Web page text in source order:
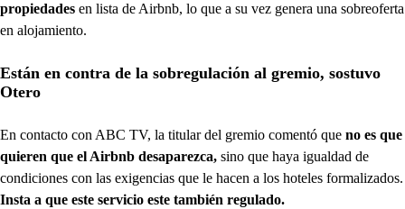
propiedades en lista de Airbnb, lo que a su vez genera una sobreoferta
en alojamiento.
Están en contra de la sobregulación al gremio, sostuvo
Otero
En contacto con ABC TV, la titular del gremio comentó que no es que
quieren que el Airbnb desaparezca, sino que haya igualdad de
condiciones con las exigencias que le hacen a los hoteles formalizados.
Insta a que este servicio este también regulado.